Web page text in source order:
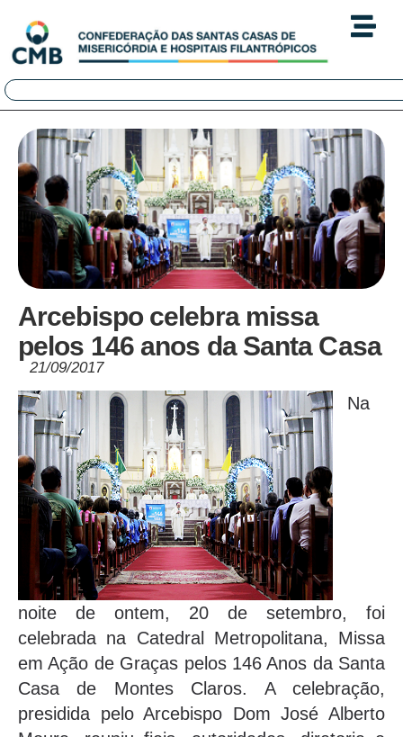
Arcebispo celebra missa
pelos 146 anos da Santa Casa
21/09/2017
Na
noite de ontem, 20 de setembro, foi
celebrada na Catedral Metropolitana, Missa
em Ação de Graças pelos 146 Anos da Santa
Casa de Montes Claros. A celebração,
presidida pelo Arcebispo Dom José Alberto